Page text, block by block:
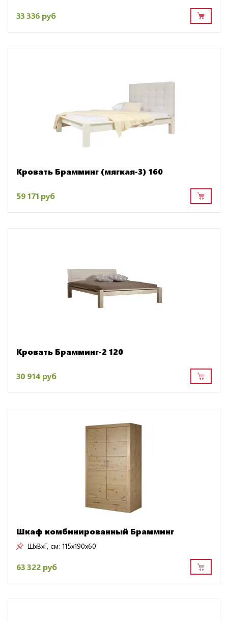
33 336 руб
Кровать Брамминг (мягкая-3) 160
59 171 руб
Кровать Брамминг-2 120
30 914 руб
Шкаф комбинированный Брамминг
ШxВxГ, см: 115x190x60
63 322 руб